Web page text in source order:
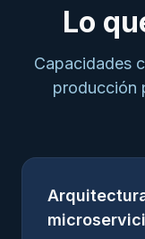
Lo
Capacidades
producción